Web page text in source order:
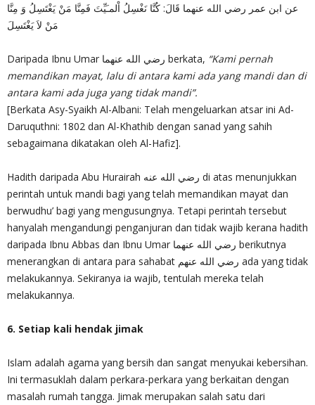
عن ابن عمر رضي الله عنهما قَالَ: كُنَّا نَغْسِلُ اْلمـَيِّتَ فَمِنَّا مَنْ يَغْتَسِلُ وَ مِنَّا
مَنْ لاَ يَغْتَسِلَ
Daripada Ibnu Umar رضي الله عنهما berkata, “Kami pernah
memandikan mayat, lalu di antara kami ada yang mandi dan di
antara kami ada juga yang tidak mandi”.
[Berkata Asy-Syaikh Al-Albani: Telah mengeluarkan atsar ini Ad-
Daruquthni: 1802 dan Al-Khathib dengan sanad yang sahih
sebagaimana dikatakan oleh Al-Hafiz].
Hadith daripada Abu Hurairah رضي الله عنه di atas menunjukkan
perintah untuk mandi bagi yang telah memandikan mayat dan
berwudhu’ bagi yang mengusungnya. Tetapi perintah tersebut
hanyalah mengandungi penganjuran dan tidak wajib kerana hadith
daripada Ibnu Abbas dan Ibnu Umar رضي الله عنهما berikutnya
menerangkan di antara para sahabat رضي الله عنهم ada yang tidak
melakukannya. Sekiranya ia wajib, tentulah mereka telah
melakukannya.
6. Setiap kali hendak jimak
Islam adalah agama yang bersih dan sangat menyukai kebersihan.
Ini termasuklah dalam perkara-perkara yang berkaitan dengan
masalah rumah tangga. Jimak merupakan salah satu dari